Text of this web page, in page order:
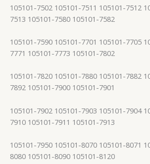
105101-7502 105101-7511 105101-7512
7513 105101-7580 105101-7582
105101-7590 105101-7701 105101-7705
7771 105101-7773 105101-7802
105101-7820 105101-7880 105101-7882
7892 105101-7900 105101-7901
105101-7902 105101-7903 105101-7904
7910 105101-7911 105101-7913
105101-7950 105101-8070 105101-8071
8080 105101-8090 105101-8120